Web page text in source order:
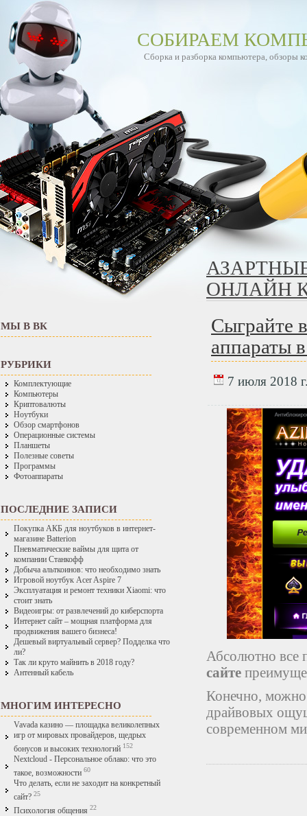
СОБИРАЕМ
Сборка и разборка компьютера, обзоры
МЫ В ВК
РУБРИКИ
Комплектующие
Компьютеры
Криптовалюты
Ноутбуки
Обзор смартфонов
Операционные системы
Планшеты
Полезные советы
Программы
Фотоаппараты
ПОСЛЕДНИЕ ЗАПИСИ
Покупка АКБ для ноутбуков в интернет-
магазине Batterion
Пневматические ваймы для щита от
компании Станкофф
Добыча альткоинов: что необходимо знать
Игровой ноутбук Acer Aspire 7
Эксплуатация и ремонт техники Xiaomi: что
стоит знать
Видеоигры: от развлечений до киберспорта
Интернет сайт – мощная платформа для
продвижения вашего бизнеса!
Дешевый виртуальный сервер? Подделка что
ли?
Так ли круто майнить в 2018 году?
Антенный кабель
МНОГИМ ИНТЕРЕСНО
Vavada казино — площадка великолепных
игр от мировых провайдеров, щедрых
бонусов и высоких технологий 152
Nextcloud - Персональное облако: что это
такое, возможности 60
Что делать, если не заходит на конкретный
сайт? 25
Психология общения 22
ОНЛАЙН
Сыграйте
аппараты
7 июля 2018
Абсолютно все
сайте
Конечно, можно
драйвовых
современном